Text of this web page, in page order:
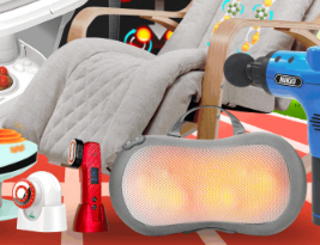
chạy nhất
Súng massage Nikio có những công
tập luyện thể thao cường độ
có đủ thời gian đến spa hoặc
cá nhân chất lượng, hiệu